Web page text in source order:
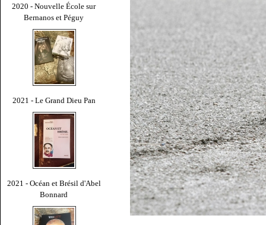
2020 - Nouvelle École sur
Bernanos et Péguy
2021 - Le Grand Dieu Pan
2021 - Océan et Brésil d'Abel
Bonnard